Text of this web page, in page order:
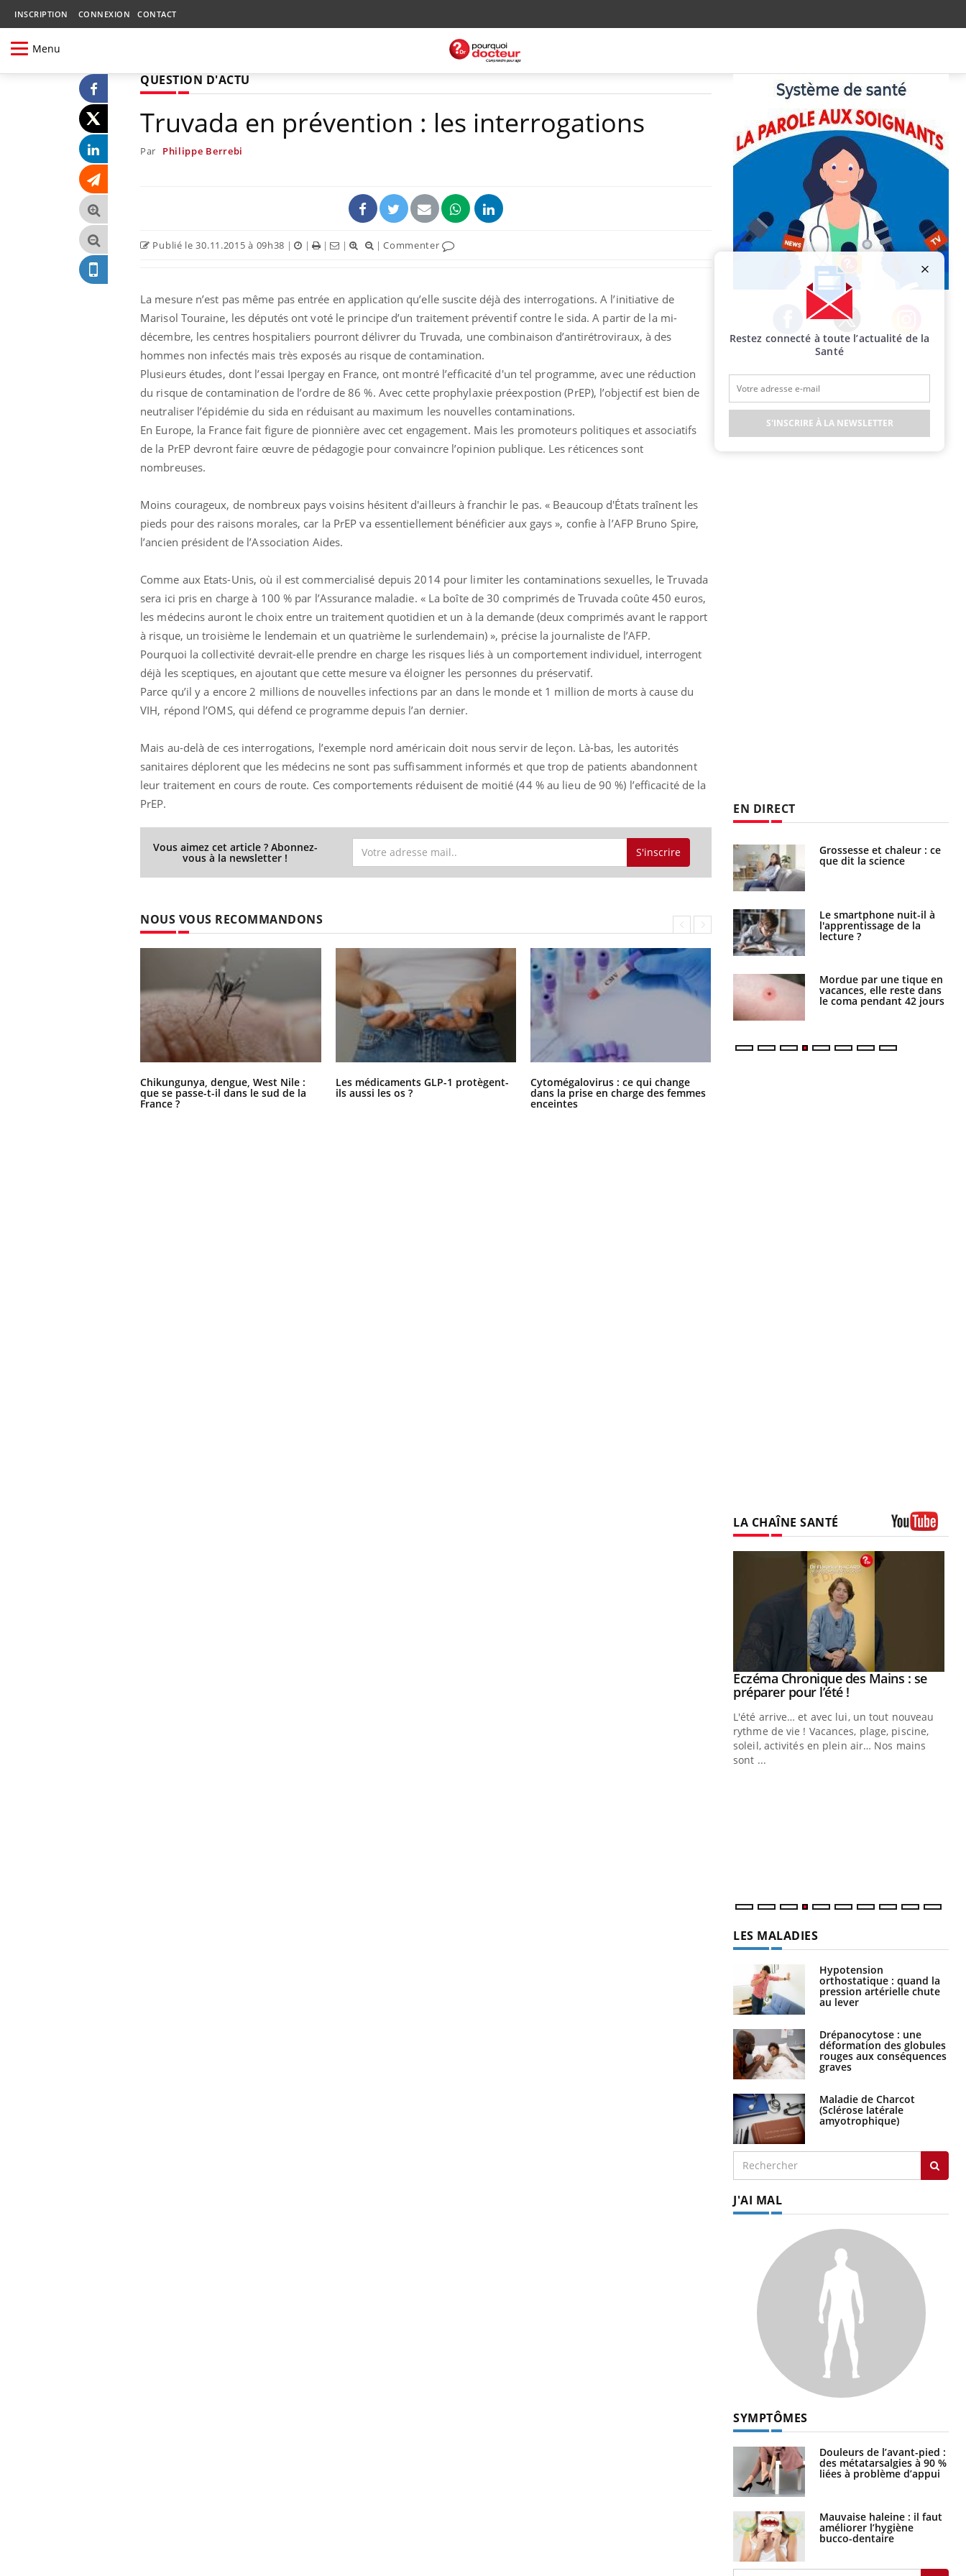
INSCRIPTION CONNEXION CONTACT
Menu
QUESTION D'ACTU
Truvada en prévention : les interrogations
Par Philippe Berrebi
Publié le 30.11.2015 à 09h38 | | | | |Commenter
La mesure n’est pas même pas entrée en application qu’elle suscite déjà des interrogations. A l’initiative de
Marisol Touraine, les députés ont voté le principe d’un traitement préventif contre le sida. A partir de la mi-
décembre, les centres hospitaliers pourront délivrer du Truvada, une combinaison d’antirétroviraux, à des
hommes non infectés mais très exposés au risque de contamination.
Plusieurs études, dont l’essai Ipergay en France, ont montré l’efficacité d'un tel programme, avec une réduction
du risque de contamination de l’ordre de 86 %. Avec cette prophylaxie préexpostion (PrEP), l’objectif est bien de
neutraliser l’épidémie du sida en réduisant au maximum les nouvelles contaminations.
En Europe, la France fait figure de pionnière avec cet engagement. Mais les promoteurs politiques et associatifs
de la PrEP devront faire œuvre de pédagogie pour convaincre l’opinion publique. Les réticences sont
nombreuses.
Moins courageux, de nombreux pays voisins hésitent d'ailleurs à franchir le pas. « Beaucoup d'États traînent les
pieds pour des raisons morales, car la PrEP va essentiellement bénéficier aux gays », confie à l’AFP Bruno Spire,
l’ancien président de l’Association Aides.
Comme aux Etats-Unis, où il est commercialisé depuis 2014 pour limiter les contaminations sexuelles, le Truvada
sera ici pris en charge à 100 % par l’Assurance maladie. « La boîte de 30 comprimés de Truvada coûte 450 euros,
les médecins auront le choix entre un traitement quotidien et un à la demande (deux comprimés avant le rapport
à risque, un troisième le lendemain et un quatrième le surlendemain) », précise la journaliste de l’AFP.
Pourquoi la collectivité devrait-elle prendre en charge les risques liés à un comportement individuel, interrogent
déjà les sceptiques, en ajoutant que cette mesure va éloigner les personnes du préservatif.
Parce qu’il y a encore 2 millions de nouvelles infections par an dans le monde et 1 million de morts à cause du
VIH, répond l’OMS, qui défend ce programme depuis l’an dernier.
Mais au-delà de ces interrogations, l’exemple nord américain doit nous servir de leçon. Là-bas, les autorités
sanitaires déplorent que les médecins ne sont pas suffisamment informés et que trop de patients abandonnent
leur traitement en cours de route. Ces comportements réduisent de moitié (44 % au lieu de 90 %) l’efficacité de la
PrEP.
Vous aimez cet article ? Abonnez-
vous à la newsletter ! S'inscrire
NOUS VOUS RECOMMANDONS
Chikungunya, dengue, West Nile :
que se passe-t-il dans le sud de la
France ?
Les médicaments GLP-1 protègent-
ils aussi les os ?
Cytomégalovirus : ce qui change
dans la prise en charge des femmes
enceintes
Facebook Twitter Instagram
EN DIRECT
Chikungunya, dengue,
West Nile : que se passe-
France ?
Les médicaments GLP-1
protègent-ils aussi les os
?
Cytomégalovirus : ce qui
change dans la prise en
charge des femmes
enceintes
La sieste empêche-t-elle
de dormir la nuit ?
elle enfin ?
Pourquoi votre ventre
gâche-t-il les premiers
jours de vos vacances ?
Fortes chaleurs :
pourquoi le risque de
noyade grimpe-t-il ?
Le Viagra pourrait-il
freiner la propagation du
cancer ?
Pourquoi manger moins
de protéines pourrait
finalement être bénéfique
Grossesse et chaleur : ce
que dit la science
Le smartphone nuit-il à
l'apprentissage de la
lecture ?
Mordue par une tique en
vacances, elle reste dans
le coma pendant 42 jours
LA CHAÎNE SANTÉ
Youtube
Eczéma Chronique des Mains : se
préparer pour l’été !Youtube
L'été arrive… et avec lui, un tout nouveau
rythme de vie ! Vacances, plage, piscine,
soleil, activités en plein air… Nos mains
sont ...
LES MALADIES
Hypotension
orthostatique : quand la
pression artérielle chute
au lever
Drépanocytose : une
déformation des globules
rouges aux conséquences
graves
Maladie de Charcot
(Sclérose latérale
amyotrophique)
J'AI MAL
SYMPTÔMES
Douleurs de l’avant-pied :
des métatarsalgies à 90 %
liées à problème d’appui
Mauvaise haleine : il faut
améliorer l’hygiène
bucco-dentaire
Restez connecté à toute l’actualité de la
Santé
S'INSCRIRE À LA NEWSLETTER